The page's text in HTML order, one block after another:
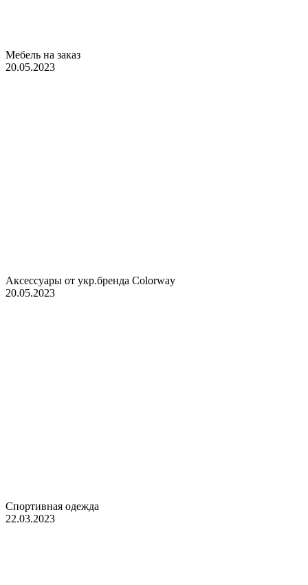
Мебель на заказ
20.05.2023
Аксессуары от укр.бренда Colorway
20.05.2023
Спортивная одежда
22.03.2023